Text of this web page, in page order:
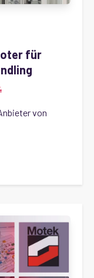
für
von